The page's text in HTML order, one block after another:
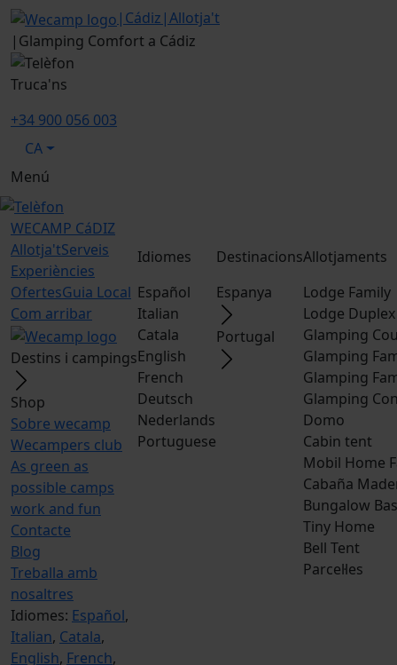
| Cádiz |Allotja't
| Glamping Comfort a Cádiz
Truca'ns
+34 900 056 003
CA
Menú
WECAMP CáDIZ
Allotja'tServeis
Experiències
OfertesGuia Local
Com arribar
Destins i campings
Shop
Sobre wecamp
Wecampers club
As green as
possible camps
work and fun
Contacte
Blog
Treballa amb
nosaltres
Idiomes: Español,
Italian, Catala,
English, French,
Idiomes
Español
Italian
Catala
English
French
Deutsch
Nederlands
Portuguese
Destinacions
Espanya
Portugal
Allotjaments
Lodge Family
Lodge Duplex
Glamping
Glamping
Glamping
Glamping
Domo
Cabin tent
Mobil Home
Cabaña
Bungalow
Tiny Home
Bell Tent
Parcel·les